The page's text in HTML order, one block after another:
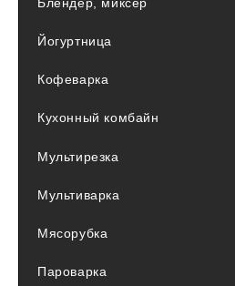
Йогуртница
Кофеварка
Кухонный комбайн
Мультирезка
Мультиварка
Мясорубка
Пароварка